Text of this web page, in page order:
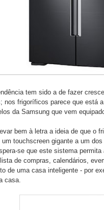
tem sido a de fazer
nos frigoríficos parece que está
da Samsung que vem
bem à letra a ideia de que o
touchscreen gigante a um
se que este sistema
de compras, calendários,
de uma casa inteligente - por
casa.